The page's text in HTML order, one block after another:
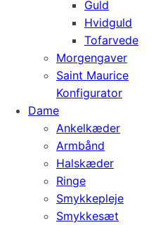
Guld
Hvidguld
Tofarvede
Morgengaver
Saint Maurice
Konfigurator
Dame
Ankelkæder
Armbånd
Halskæder
Ringe
Smykkepleje
Smykkesæt